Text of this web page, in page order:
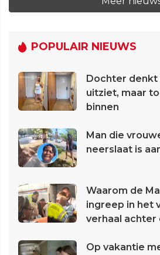
POPULAIR NIEUWS
Dochter denkt
uitziet, maar
binnen
Man die
neerslaat is
Waarom de
ingreep in het
verhaal achter
Op vakantie